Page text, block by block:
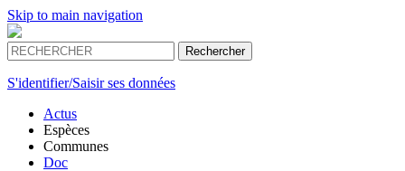
Skip to main navigation
S'identifier/Saisir ses données
Actus
Espèces
Communes
Doc